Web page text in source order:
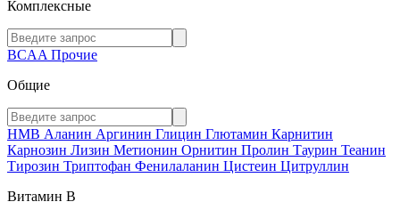
Комплексные
BCAA Прочие
Общие
HMB Аланин Аргинин Глицин Глютамин Карнитин
Карнозин Лизин Метионин Орнитин Пролин Таурин Теанин
Тирозин Триптофан Фенилаланин Цистеин Цитруллин
Витамин В